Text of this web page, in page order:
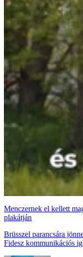
Menczernek el kellett
plakátján
Brüsszel parancsára
Fidesz kommunikációs